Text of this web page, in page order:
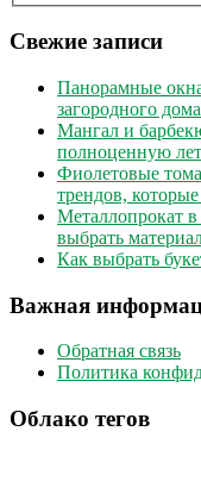
Свежие записи
Панорамные
загородного дома
Мангал и
полноценную
Фиолетовые
трендов,
Металлопрокат в
выбрать
Как выбрать
Важная
Обратная связь
Политика
Облако тегов